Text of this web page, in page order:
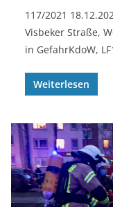
117/2021
Visbeker Straße,
in GefahrKdoW,
Weiterlesen